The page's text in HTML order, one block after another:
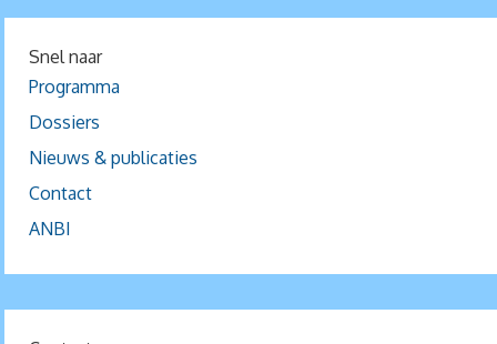
Snel naar
Programma
Dossiers
Nieuws & publicaties
Contact
ANBI